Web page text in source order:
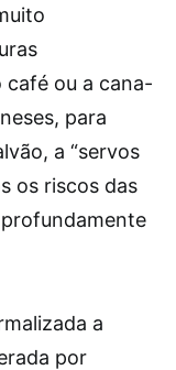
ou a cana-
para
a “servos
os riscos das
a
por